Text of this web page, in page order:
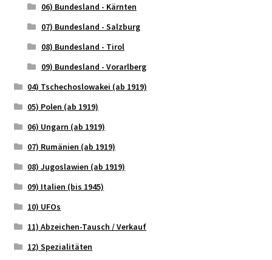
06) Bundesland - Kärnten
07) Bundesland - Salzburg
08) Bundesland - Tirol
09) Bundesland - Vorarlberg
04) Tschechoslowakei (ab 1919)
05) Polen (ab 1919)
06) Ungarn (ab 1919)
07) Rumänien (ab 1919)
08) Jugoslawien (ab 1919)
09) Italien (bis 1945)
10) UFOs
11) Abzeichen-Tausch / Verkauf
12) Spezialitäten